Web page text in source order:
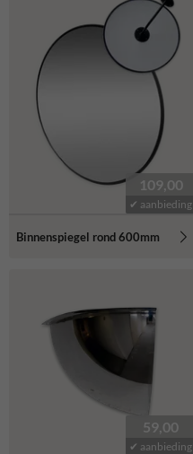
109,00
✔ aanbieding
Binnenspiegel rond 600mm
59,00
✔ aanbieding